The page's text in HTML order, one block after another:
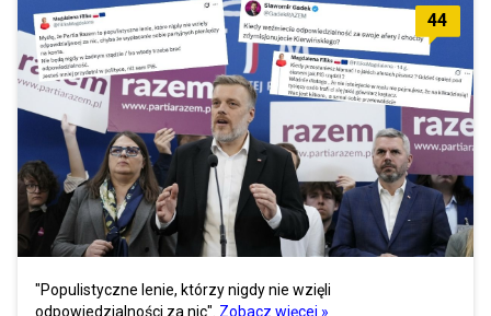
44
"Populistyczne lenie, którzy nigdy nie wzięli
odpowiedzialności za nic". Zobacz więcej »